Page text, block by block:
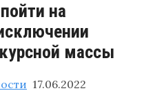
на
массы
17.06.2022